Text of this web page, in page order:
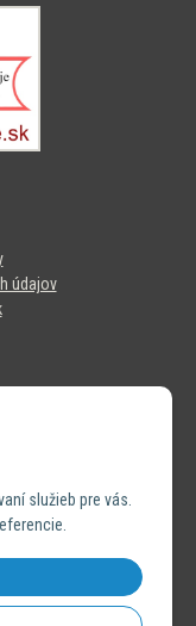
služieb pre vás.
údajov